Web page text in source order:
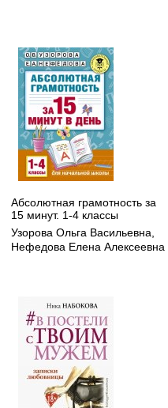
Абсолютная грамотность за
15 минут. 1-4 классы
Узорова Ольга Васильевна
Нефедова Елена Алексеевна